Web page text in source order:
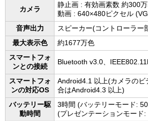
カメラ
静止画 : 有効画素数 約300
動画 : 640×480ピクセル
音声出力
スピーカー(コントローラー
最大表示色
約1677万色
スマートフォ
ンとの接続
Bluetooth v3.0、
スマートフォ
ンの対応OS
Android4.1 以上(カメラのビ
合はAndroid4.3 以上)
バッテリー駆
動時間
3時間 (バッテリーモード:
(プレゼンテーションモード: